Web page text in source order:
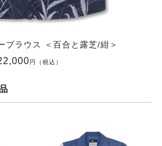
ブラウス ＜百合と露芝/紺＞
円（税込）